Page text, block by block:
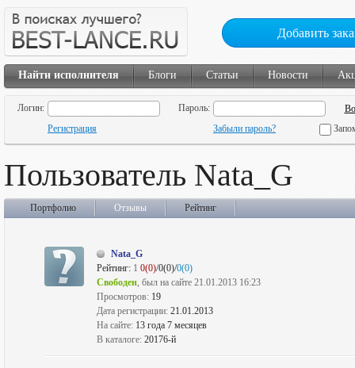
Добавить
Найти исполнителя Блоги Статьи Новости
Логин:
Пароль:
Регистрация
Забыли пароль?
Пользователь Nata_G
Портфолио Отзывы Рейтинг
Nata_G
Рейтинг: 1 0(0)/0(0)/0(0)
Свободен, был на сайте 21.01.2013 16:23
Просмотров: 19
Дата регистрации: 21.01.2013
На сайте: 13 года 7 месяцев
В каталоге: 20176-й